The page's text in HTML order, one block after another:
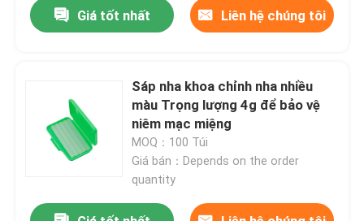
Giá tốt nhất Liên hệ chúng tôi
Sáp nha khoa chỉnh nha nhiều
màu Trọng lượng 4g để bảo vệ
niêm mạc miệng
MOQ：100 Túi
Giá bán：Depends on the order
quantity